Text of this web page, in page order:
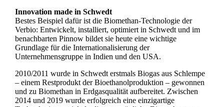
Innovation made in Schwedt
Bestes Beispiel dafür ist die Biomethan-Technologie der
Verbio: Entwickelt, installiert, optimiert in Schwedt und im
benachbarten Pinnow bildet sie heute eine wichtige
Grundlage für die Internationalisierung der
Unternehmensgruppe in Indien und den USA.
2010/2011 wurde in Schwedt erstmals Biogas aus Schlempe
– einem Restprodukt der Bioethanolproduktion – gewonnen
und zu Biomethan in Erdgasqualität aufbereitet. Zwischen
2014 und 2019 wurde erfolgreich eine einzigartige